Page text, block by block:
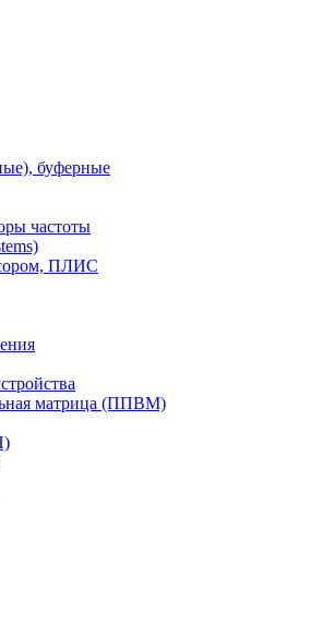
буферные
частоты
ПЛИС
матрица (ППВМ)